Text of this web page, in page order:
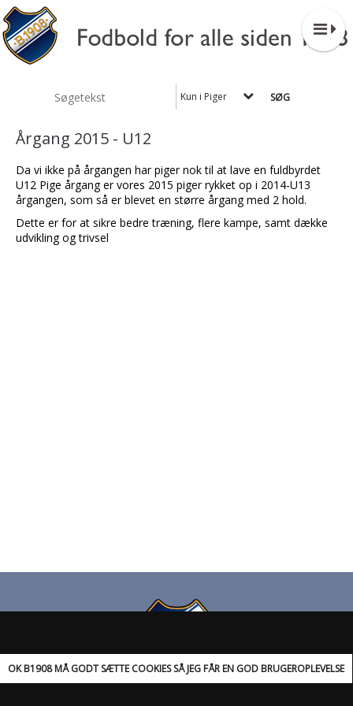
Kun i Piger
Årgang 2015 - U12
Da vi ikke på årgangen har piger nok til at lave en fuldbyrdet
U12 Pige årgang er vores 2015 piger rykket op i 2014-U13
årgangen, som så er blevet en større årgang med 2 hold.
Dette er for at sikre bedre træning, flere kampe, samt dække
udvikling og trivsel